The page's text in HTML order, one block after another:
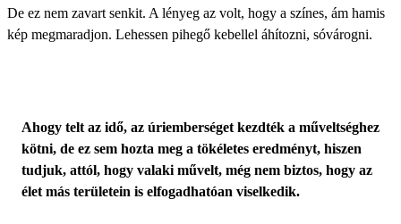
De ez nem zavart senkit. A lényeg az volt, hogy a színes, ám hamis
kép megmaradjon. Lehessen pihegő kebellel áhítozni, sóvárogni.
Ahogy telt az idő, az úriemberséget kezdték a műveltséghez
kötni, de ez sem hozta meg a tökéletes eredményt, hiszen
tudjuk, attól, hogy valaki művelt, még nem biztos, hogy az
élet más területein is elfogadhatóan viselkedik.